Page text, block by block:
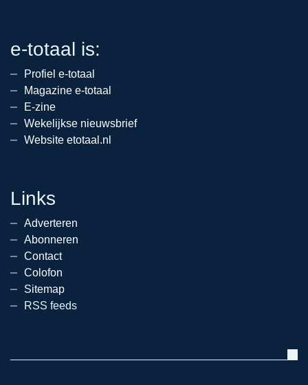
e-totaal is:
Profiel e-totaal
Magazine e-totaal
E-zine
Wekelijkse nieuwsbrief
Website etotaal.nl
Links
Adverteren
Abonneren
Contact
Colofon
Sitemap
RSS feeds